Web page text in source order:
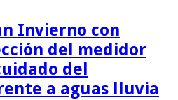
Invierno con
del medidor
del
a aguas lluvia